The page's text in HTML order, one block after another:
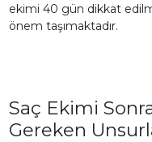
ekimi 40 gün dikkat
önem taşımaktadır.
Saç Ekimi
Gereken